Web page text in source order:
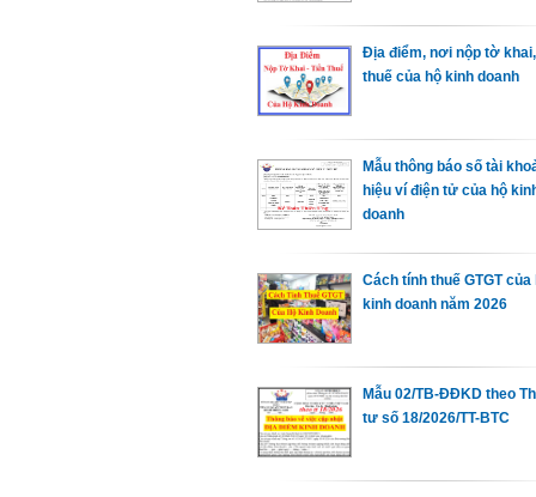
Địa điểm, nơi nộp tờ
thuế của hộ kinh doanh
Mẫu thông báo số tài
hiệu ví điện tử của hộ
doanh
Cách tính thuế GTGT của
kinh doanh năm 2026
Mẫu 02/TB-ĐĐKD theo
tư số 18/2026/TT-BTC